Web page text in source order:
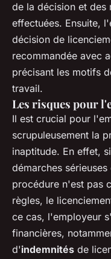
de la décision et des
effectuées. Ensuite,
décision de
recommandée avec
précisant les motifs
travail.
Les risques pour
Il est crucial pour
scrupuleusement la
inaptitude. En effet,
démarches
procédure n'est pas
règles, le
ce cas, l'employeur
financières,
d'indemnités de